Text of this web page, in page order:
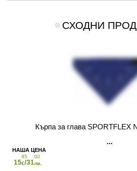
СХОДНИ
Кърпа за глава SPORTFLEX
15
85
€/31
00
лв.